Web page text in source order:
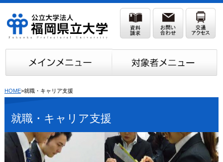
HOME>就職・キャリア支援
就職・キャリア支援